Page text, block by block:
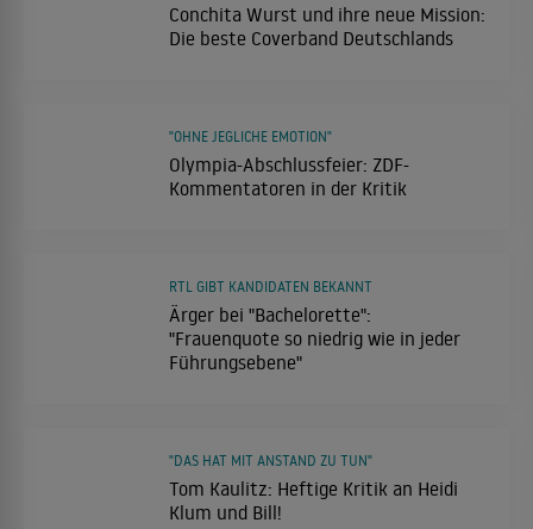
Conchita Wurst und ihre neue Mission:
Die beste Coverband Deutschlands
Olympia-Abschlussfeier: ZDF-
Kommentatoren in der Kritik
"OHNE JEGLICHE EMOTION"
Ärger bei "Bachelorette":
"Frauenquote so niedrig wie in jeder
Führungsebene"
RTL GIBT KANDIDATEN BEKANNT
Tom Kaulitz: Heftige Kritik an Heidi
Klum und Bill!
"DAS HAT MIT ANSTAND ZU TUN"